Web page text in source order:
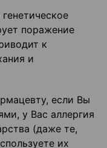
поражение
к
и
если Вы
у Вас аллергия
(даже те,
их